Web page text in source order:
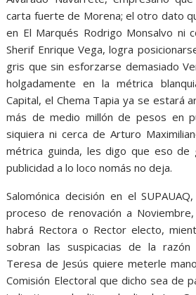
carta fuerte de Morena; el otro dato
en El Marqués Rodrigo Monsalvo ni
Sherif Enrique Vega, logra
gris que sin esforzarse demasiado
holgadamente en la métrica
Capital, el Chema Tapia ya se estará
más de medio millón de pesos en
siquiera ni cerca de Arturo
métrica guinda, les digo que eso
publicidad a lo loco nomás no deja.
Salomónica decisión en el
proceso de renovación a
habrá Rectora o Rector electo,
sobran las suspicacias de la
Teresa de Jesús quiere meterle
Comisión Electoral que dicho sea de